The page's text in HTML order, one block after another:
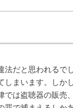
法だと思われるで
しまいます。しか
は盗聴器の販売